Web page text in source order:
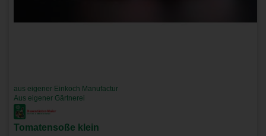
aus eigener Einkoch Manufactur
Aus eigener Gärtnerei
Tomatensoße klein